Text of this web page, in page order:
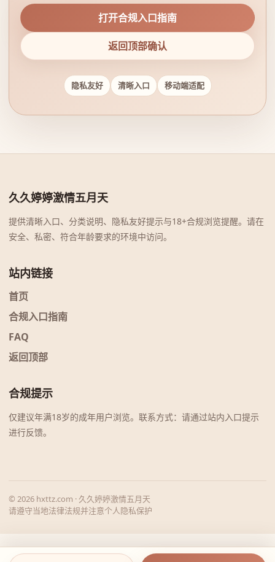
打开合规入口指南
返回顶部确认
隐私友好 清晰入口 移动端适配
久久婷婷激情五月天
提供清晰入口、分类说明、隐私友好提示与18+合规浏览提醒。请在
安全、私密、符合年龄要求的环境中访问。
站内链接
首页
合规入口指南
FAQ
返回顶部
合规提示
仅建议年满18岁的成年用户浏览。联系方式：请通过站内入口提示
进行反馈。
© 2026 hxttz.com · 久久婷婷激情五月天
请遵守当地法律法规并注意个人隐私保护